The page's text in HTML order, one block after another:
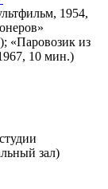
1954,
«Паровозик из
10 мин.)
зал)